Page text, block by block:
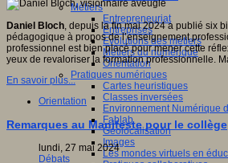
Métiers
Entrepreneuriat
Entreprises
Evolutions des métiers
Métiers du numérique
Orientation
Pratiques numériques
Cartes heuristiques
Classes inversées
Environnement Numérique
Fablab
Géolocalisation
Images
Les mondes virtuels en
Daniel Bloch, depuis la fin mai 2024 a publié six
pédagogique à propos de l’enseignement
professionnel est bien placé pour mener cette
yeux de revaloriser la formation professionnelle.
En savoir plus...
Orientation
Remarques au Manifeste pour le collège
lundi, 27 mai 2024
Débats